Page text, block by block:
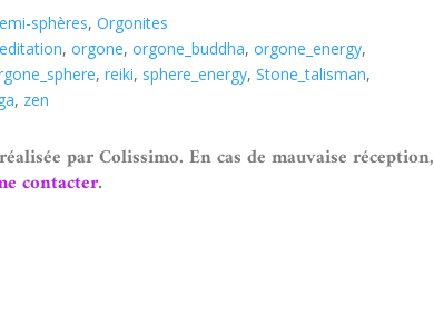
sphères, Orgonites
, orgone, orgone_buddha, orgone_energy,
, reiki, sphere_energy, Stone_talisman,
, zen
par Colissimo. En cas de mauvaise réception,
contacter.